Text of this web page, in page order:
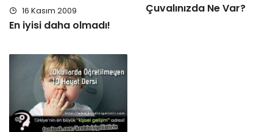
16 Kasım 2009
En iyisi daha olmadı!
Çuvalınızda Ne Var?